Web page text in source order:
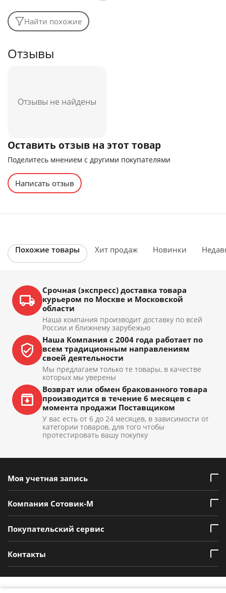
Найти похожие
Отзывы
Отзывы не найдены
Оставить отзыв на этот товар
Поделитесь мнением с другими покупателями
Написать отзыв
Похожие товары Хит продаж Новинки
Срочная (экспресс) доставка товара
курьером по Москве и Московской
области
Наша компания производит доставку по всей
России и ближнему зарубежью
Наша Компания с 2004 года работает по
всем традиционным направлениям
своей деятельности
Мы предлагаем только те товары, в качестве
которых мы уверены
Возврат или обмен бракованного товара
производится в течение 6 месяцев с
момента продажи Поставщиком
У вас есть от 6 до 24 месяцев, в зависимости от
категории товаров, для того чтобы
протестировать вашу покупку
Моя учетная запись
Компания Сотовик-М
Покупательский сервис
Контакты